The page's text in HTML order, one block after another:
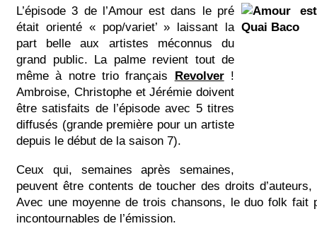
L’épisode 3 de l’Amour est dans le pré
était orienté « pop/variet’ » laissant la
part belle aux artistes méconnus du
grand public. La palme revient tout de
même à notre trio français Revolver!
Ambroise, Christophe et Jérémie doivent
être satisfaits de l’épisode avec 5 titres
diffusés (grande première pour un artiste
depuis le début de la saison 7).
Ceux qui, semaines après semaines,
peuvent être contents de toucher des droits
Avec une moyenne de trois chansons, le duo folk fait
incontournables de l’émission.